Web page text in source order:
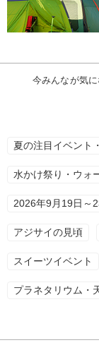
今みんなが気
夏の注目イベント
水かけ祭り・ウォ
2026年9月19日～
アジサイの見頃
スイーツイベント
プラネタリウム・